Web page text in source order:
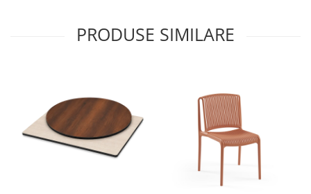
PRODUSE SIMILARE